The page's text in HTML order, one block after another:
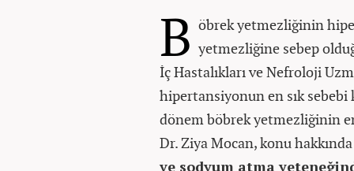
B öbrek yetmezliğinin
yetmezliğine sebep
İç Hastalıkları ve Nefroloji
hipertansiyonun en sık
dönem böbrek yetmezliğinin
Dr. Ziya Mocan, konu
ve sodyum atma